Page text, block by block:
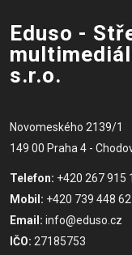
Eduso -
s.r.o.
Novomeského 2139/1
149 00 Praha 4 -
Telefon: +420 267 915
Mobil: +420 739 448
Email: info@eduso.cz
IČO: 27185753